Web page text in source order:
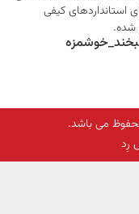
استانداردهای کیفی
می باشد.
رِد